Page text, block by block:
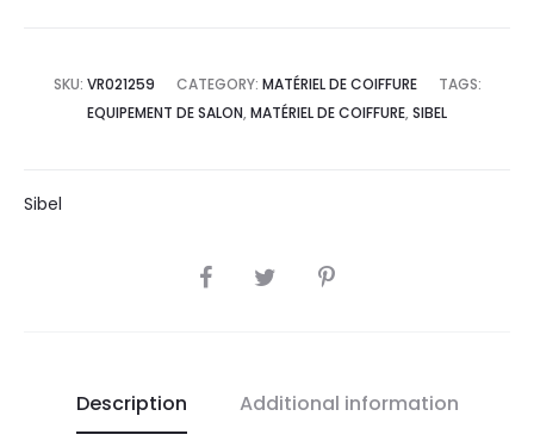
SKU: VR021259 CATEGORY: MATÉRIEL DE COIFFURE
TAGS:
EQUIPEMENT DE SALON, MATÉRIEL DE COIFFURE, SIBEL
Sibel
SHARE
Description Additional information